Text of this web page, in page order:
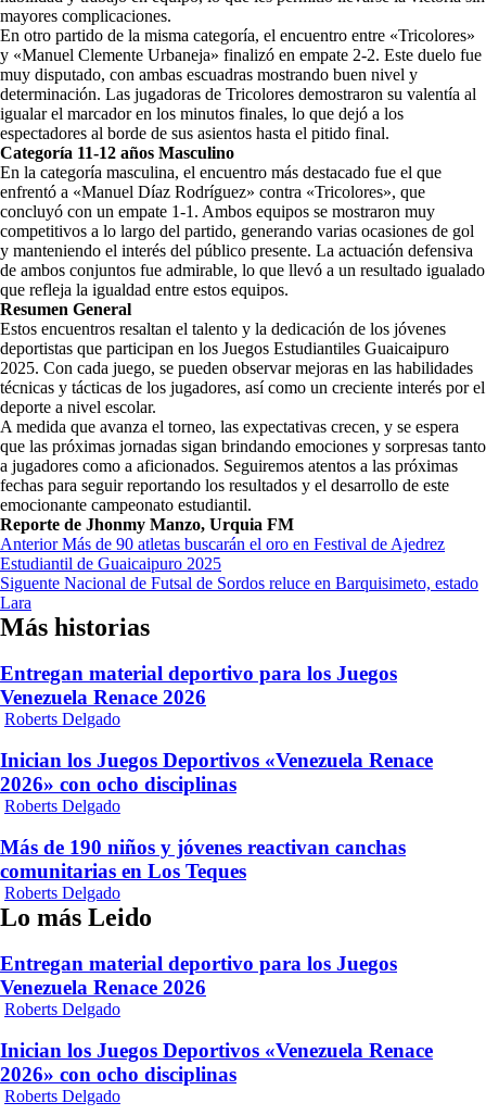
mayores complicaciones.
En otro partido de la misma categoría, el encuentro entre «Tricolores»
y «Manuel Clemente Urbaneja» finalizó en empate 2-2. Este duelo fue
muy disputado, con ambas escuadras mostrando buen nivel y
determinación. Las jugadoras de Tricolores demostraron su valentía al
igualar el marcador en los minutos finales, lo que dejó a los
espectadores al borde de sus asientos hasta el pitido final.
Categoría 11-12 años Masculino
En la categoría masculina, el encuentro más destacado fue el que
enfrentó a «Manuel Díaz Rodríguez» contra «Tricolores», que
concluyó con un empate 1-1. Ambos equipos se mostraron muy
competitivos a lo largo del partido, generando varias ocasiones de gol
y manteniendo el interés del público presente. La actuación defensiva
de ambos conjuntos fue admirable, lo que llevó a un resultado igualado
que refleja la igualdad entre estos equipos.
Resumen General
Estos encuentros resaltan el talento y la dedicación de los jóvenes
deportistas que participan en los Juegos Estudiantiles Guaicaipuro
2025. Con cada juego, se pueden observar mejoras en las habilidades
técnicas y tácticas de los jugadores, así como un creciente interés por el
deporte a nivel escolar.
A medida que avanza el torneo, las expectativas crecen, y se espera
que las próximas jornadas sigan brindando emociones y sorpresas tanto
a jugadores como a aficionados. Seguiremos atentos a las próximas
fechas para seguir reportando los resultados y el desarrollo de este
emocionante campeonato estudiantil.
Reporte de Jhonmy Manzo, Urquia FM
Navegación
de
entradas
AnteriorMás de 90 atletas buscarán el oro en Festival de Ajedrez
Estudiantil de Guaicaipuro 2025
Siguente Nacional de Futsal de Sordos reluce en Barquisimeto, estado
Lara
Más historias
Entregan material deportivo para los Juegos
Venezuela Renace 2026
Roberts Delgado
Inician los Juegos Deportivos «Venezuela Renace
2026» con ocho disciplinas
Roberts Delgado
Más de 190 niños y jóvenes reactivan canchas
comunitarias en Los Teques
Roberts Delgado
Lo más Leido
Entregan material deportivo para los Juegos
Venezuela Renace 2026
Roberts Delgado
Inician los Juegos Deportivos «Venezuela Renace
2026» con ocho disciplinas
Roberts Delgado